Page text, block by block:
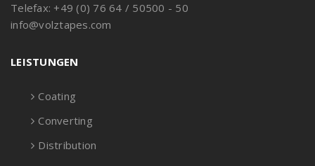
Telefax: +49 (0) 76 64 / 50500 - 50
info@volztapes.com
LEISTUNGEN
Coating
Converting
Distribution